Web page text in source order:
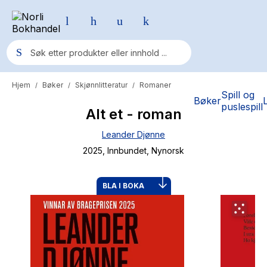
BøkerSpill og
puslespill
Populære søk
Fury Bound - Sable Sorensen
Elizabeth Strout
Hypopressiv trening
Hjem / Bøker / Skjønnlitteratur / Romaner
Alt et - roman
Leander Djønne
2025 , Innbundet , Nynorsk
BLA I BOKA